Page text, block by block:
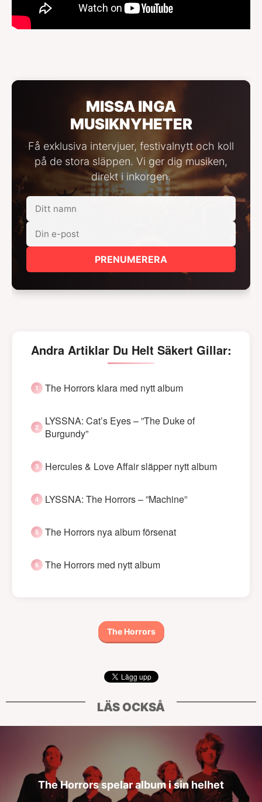
MISSA INGA
MUSIKNYHETER
Få exklusiva intervjuer, festivalnytt och koll
på de stora släppen. Vi ger dig musiken,
direkt i inkorgen.
PRENUMERERA
Andra Artiklar Du Helt Säkert Gillar:
The Horrors klara med nytt album
LYSSNA: Cat’s Eyes – ”The Duke of
Burgundy”
Hercules & Love Affair släpper nytt album
LYSSNA: The Horrors – ”Machine”
The Horrors nya album försenat
The Horrors med nytt album
The Horrors
LÄS OCKSÅ
The Horrors spelar album i sin helhet